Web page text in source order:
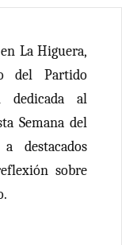
La Higuera,
del Partido
dedicada al
Semana del
destacados
sobre